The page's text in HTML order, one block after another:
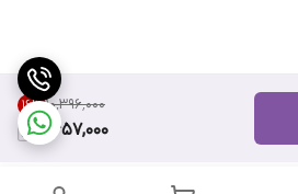
۱۰٬۳۹۶٬۰۰۰ 16%
8,657,000